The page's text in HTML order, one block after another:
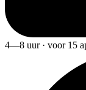
4—8 uur · voor 15